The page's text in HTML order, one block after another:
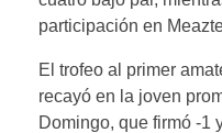
participación en
El trofeo al primer
recayó en la joven
Domingo, que firmó -1